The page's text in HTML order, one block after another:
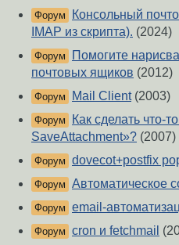
Форум
Консольный
IMAP из скрипта). (2024)
Форум
Помогите
почтовых ящиков (2012)
Форум Mail Client(2003)
Форум
Как сделать что-
SaveAttachment»? (2007)
Форум dovecot+postfix
Форум Автоматическое
Форум email-
Форум cron и fetchmail